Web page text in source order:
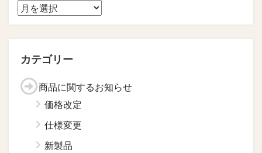
カテゴリー
商品に関するお知らせ
価格改定
仕様変更
新製品